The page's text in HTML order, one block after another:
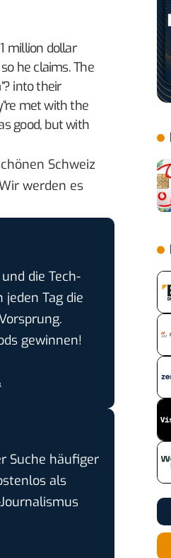
million dollar
he claims. The
into their
met with the
good, but with
Schweiz
werden es
die Tech-
Tag die
gewinnen!
.
Suche häufiger
als